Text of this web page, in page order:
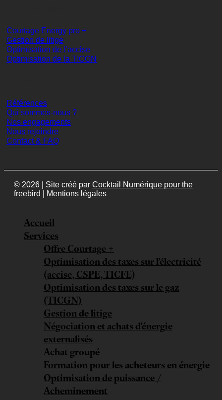
Courtage Energy pro +
Gestion de litige
Optimisation de l’accise
Optimisation de la TICGN
Références
Qui sommes-nous ?
Nos engagements
Nous rejoindre
Contact & FAQ
© 2026 | Site créé par Cocktail Numérique pour the
freebird
Mentions légales
Accueil
Services
Offre Courtage +
Optimisation des taxes sur l’électricité
(accise, CSPE, TICFE)
Optimisation des taxes sur le gaz
(TICGN)
Gestion de litige
Négociation et achats d’énergie
externalisés
Achat groupé
Formation pour les acheteurs en énergie
Optimisation de puissance /
Acheminement